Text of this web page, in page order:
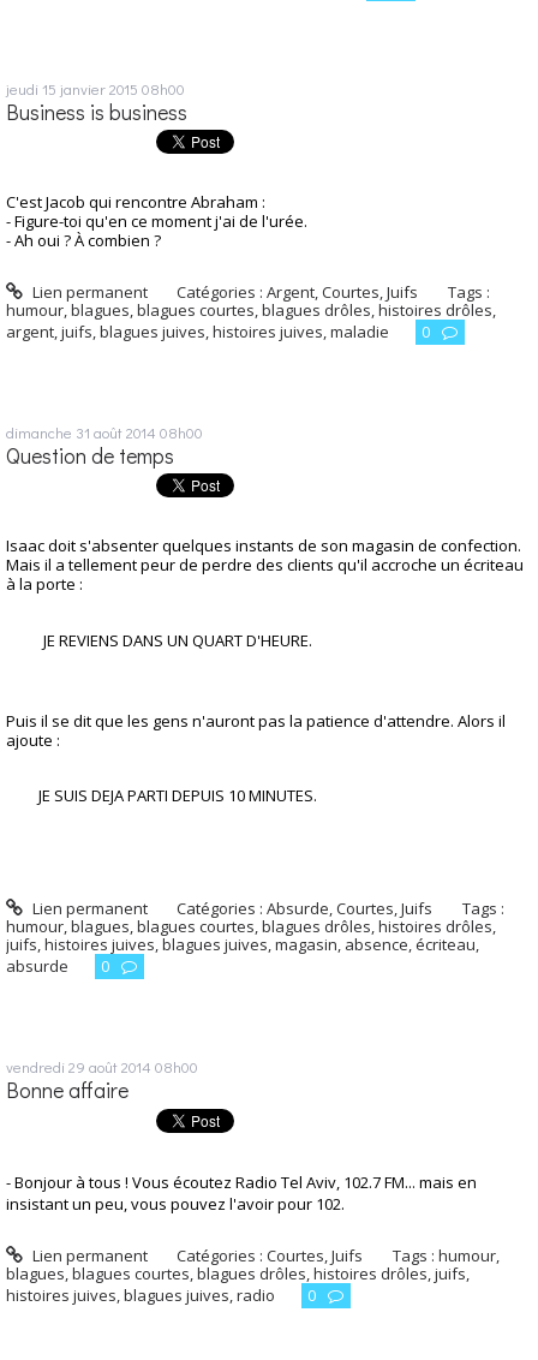
jeudi 15 janvier 2015 08h00
Business is business
C'est Jacob qui rencontre Abraham :
- Figure-toi qu'en ce moment j'ai de l'urée.
- Ah oui ? À combien ?
Lien permanent Catégories :Argent ,Courtes ,Juifs
Tags :
humour blagues blagues courtes blagues drôles histoires drôles
argent juifs blagues juives histoires juives maladie 0
dimanche 31 août 2014 08h00
Question de temps
Isaac doit s'absenter quelques instants de son magasin de confection.
Mais il a tellement peur de perdre des clients qu'il accroche un écriteau
à la porte :
JE REVIENS DANS UN QUART D'HEURE.
Puis il se dit que les gens n'auront pas la patience d'attendre. Alors il
ajoute :
JE SUIS DEJA PARTI DEPUIS 10 MINUTES.
Lien permanent Catégories :Absurde,Courtes,Juifs
Tags :
humour,blagues,blagues courtes,blagues drôles,histoires drôles,
juifs,histoires juives,blagues juives,magasin, absence,écriteau,
absurde
0
vendredi 29 août 2014 08h00
Bonne affaire
- Bonjour à tous ! Vous écoutez Radio Tel Aviv, 102.7 FM... mais en
insistant un peu, vous pouvez l'avoir pour 102.
Lien permanent Catégories :Courtes,Juifs Tags :humour,
blagues,blagues courtes,blagues drôles,histoires drôles,juifs,
histoires juives,blagues juives,radio 0